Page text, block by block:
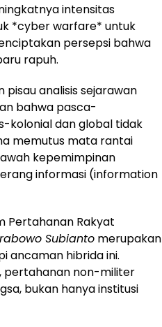
intensitas
*cyber warfare* untuk
persepsi bahwa
rapuh.
pisau analisis sejarawan
bahwa pasca-
kolonial dan global tidak
memutus mata rantai
kepemimpinan
informasi (information
Pertahanan Rakyat
Subianto merupakan
ancaman hibrida ini.
pertahanan non-militer
bukan hanya institusi